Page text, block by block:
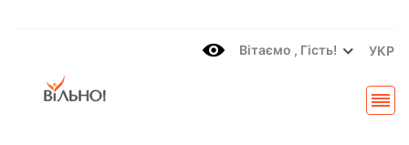
Вітаємo , Гість! УКР